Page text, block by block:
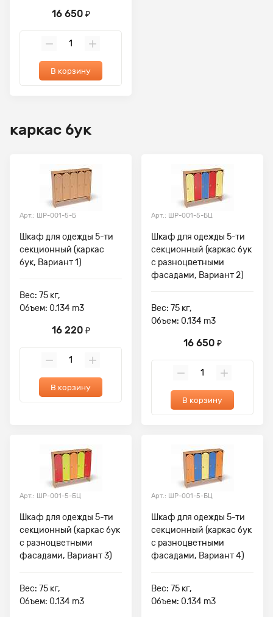
16 650 ₽
В корзину
каркас бук
Арт.: ШР-001-5-Б
Шкаф для одежды 5-ти
секционный (каркас
бук, Вариант 1)
Вес: 75 кг,
Объем: 0.134 m3
16 220 ₽
В корзину
Арт.: ШР-001-5-БЦ
Шкаф для одежды 5-ти
секционный (каркас бук
с разноцветными
фасадами, Вариант 2)
Вес: 75 кг,
Объем: 0.134 m3
16 650 ₽
В корзину
Арт.: ШР-001-5-БЦ
Шкаф для одежды 5-ти
секционный (каркас бук
с разноцветными
фасадами, Вариант 3)
Вес: 75 кг,
Объем: 0.134 m3
Арт.: ШР-001-5-БЦ
Шкаф для одежды 5-ти
секционный (каркас бук
с разноцветными
фасадами, Вариант 4)
Вес: 75 кг,
Объем: 0.134 m3